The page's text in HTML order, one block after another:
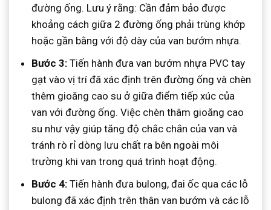
đường ống. Lưu ý rằng: Cần đảm bảo được
khoảng cách giữa 2 đường ống phải trùng khớp
hoặc gần bằng với độ dày của van bướm nhựa.
Bước 3: Tiến hành đưa van bướm nhựa PVC tay
gạt vào vị trí đã xác định trên đường ống và chèn
thêm gioăng cao su ở giữa điểm tiếp xúc của
van với đường ống. Việc chèn thâm gioăng cao
su như vậy giúp tăng độ chắc chắn của van và
tránh rò rỉ dòng lưu chất ra bên ngoài môi
trường khi van trong quá trình hoạt động.
Bước 4: Tiến hành đưa bulong, đai ốc qua các lỗ
bulong đã xác định trên thân van bướm và các lỗ